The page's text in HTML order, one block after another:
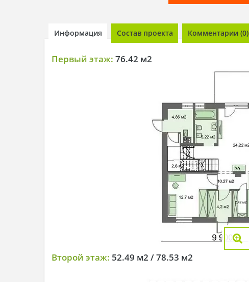
Информация Состав проекта Комментарии (0)
Первый этаж: 76.42 м2
Второй этаж: 52.49 м2 / 78.53 м2